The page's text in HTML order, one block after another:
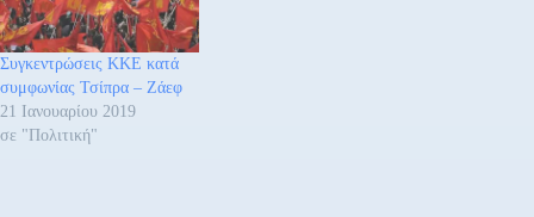
Συγκεντρώσεις ΚΚΕ κατά
συμφωνίας Τσίπρα – Ζάεφ
21 Ιανουαρίου 2019
σε "Πολιτική"